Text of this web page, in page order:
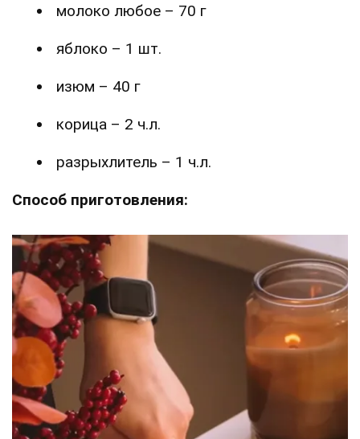
молоко любое – 70 г
яблоко – 1 шт.
изюм – 40 г
корица – 2 ч.л.
разрыхлитель – 1 ч.л.
Способ приготовления: